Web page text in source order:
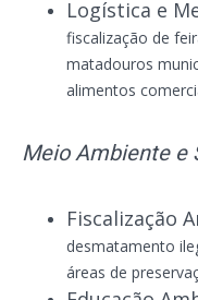
Logística e
fiscalização de
matadouros
alimentos
Meio Ambiente e
Fiscalização
desmatamento
áreas de